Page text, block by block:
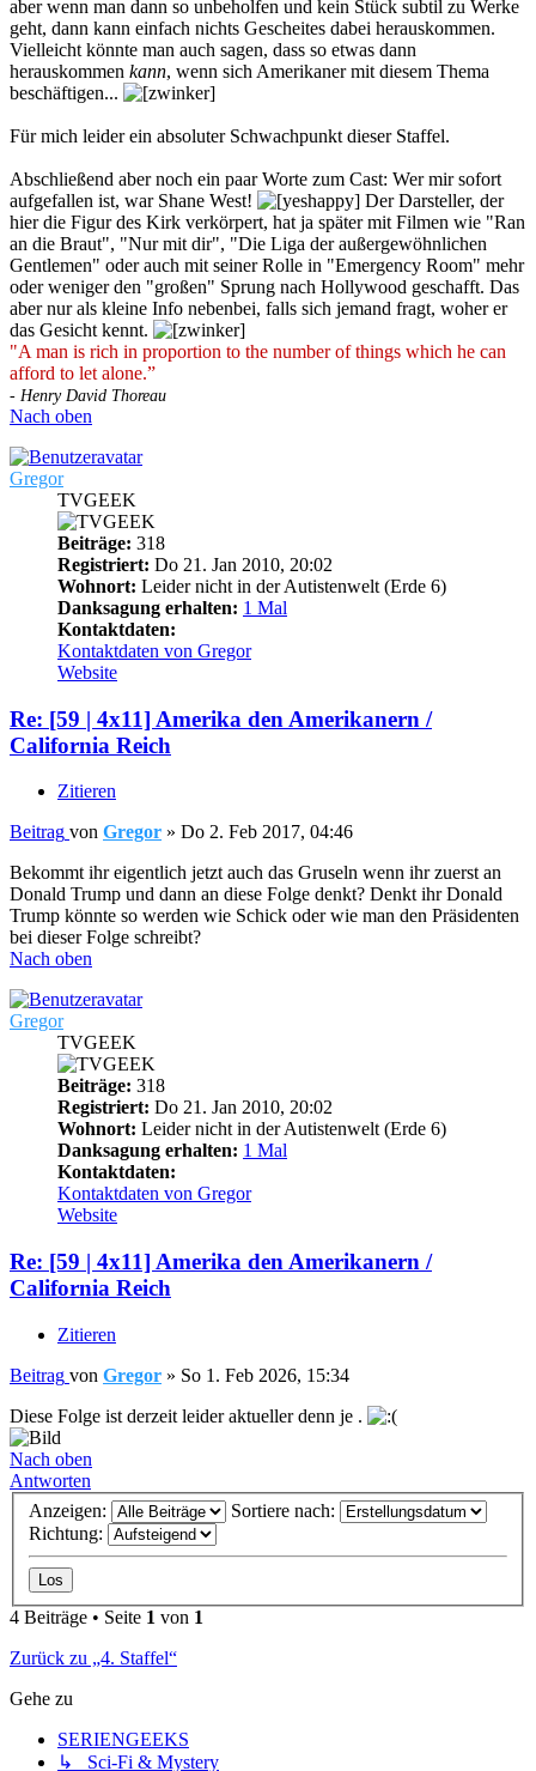
aber wenn man dann so unbeholfen und kein Stück subtil zu Werke
geht, dann kann einfach nichts Gescheites dabei herauskommen.
Vielleicht könnte man auch sagen, dass so etwas dann
herauskommen kann, wenn sich Amerikaner mit diesem Thema
beschäftigen...
Für mich leider ein absoluter Schwachpunkt dieser Staffel.
Abschließend aber noch ein paar Worte zum Cast: Wer mir sofort
aufgefallen ist, war Shane West!
Der Darsteller, der
hier die Figur des Kirk verkörpert, hat ja später mit Filmen wie "Ran
an die Braut", "Nur mit dir", "Die Liga der außergewöhnlichen
Gentlemen" oder auch mit seiner Rolle in "Emergency Room" mehr
oder weniger den "großen" Sprung nach Hollywood geschafft. Das
aber nur als kleine Info nebenbei, falls sich jemand fragt, woher er
das Gesicht kennt.
"A man is rich in proportion to the number of things which he can
afford to let alone.”
- Henry David Thoreau
Nach oben
Gregor
TVGEEK
Beiträge: 318
Registriert: Do 21. Jan 2010, 20:02
Wohnort: Leider nicht in der Autistenwelt (Erde 6)
Danksagung erhalten: 1 Mal
Kontaktdaten:
Kontaktdaten von Gregor
Website
Re: [59 | 4x11] Amerika den Amerikanern /
California Reich
Zitieren
Beitrag von Gregor » Do 2. Feb 2017, 04:46
Bekommt ihr eigentlich jetzt auch das Gruseln wenn ihr zuerst an
Donald Trump und dann an diese Folge denkt? Denkt ihr Donald
Trump könnte so werden wie Schick oder wie man den Präsidenten
bei dieser Folge schreibt?
Nach oben
Gregor
TVGEEK
Beiträge: 318
Registriert: Do 21. Jan 2010, 20:02
Wohnort: Leider nicht in der Autistenwelt (Erde 6)
Danksagung erhalten: 1 Mal
Kontaktdaten:
Kontaktdaten von Gregor
Website
Re: [59 | 4x11] Amerika den Amerikanern /
California Reich
Zitieren
Beitrag von Gregor » So 1. Feb 2026, 15:34
Diese Folge ist derzeit leider aktueller denn je .
Nach oben
Antworten
Anzeigen:
Sortiere nach:
Richtung:
4 Beiträge • Seite 1 von 1
Zurück zu „4. Staffel“
Gehe zu
SERIENGEEKS
↳ Sci-Fi & Mystery